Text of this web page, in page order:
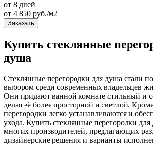
от 8 дней
от 4 850 руб./м2
Заказать
Купить стеклянные
душа
Стеклянные перегородки для душа стали
выбором среди современных владельцев
Они придают ванной комнате стильный и
делая её более просторной и светлой.
перегородки легко устанавливаются и
ухода. Купить стеклянные перегородки
многих производителей, предлагающих
дизайнерские решения и варианты